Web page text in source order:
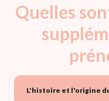
Quelles
L'histoire et l'origine